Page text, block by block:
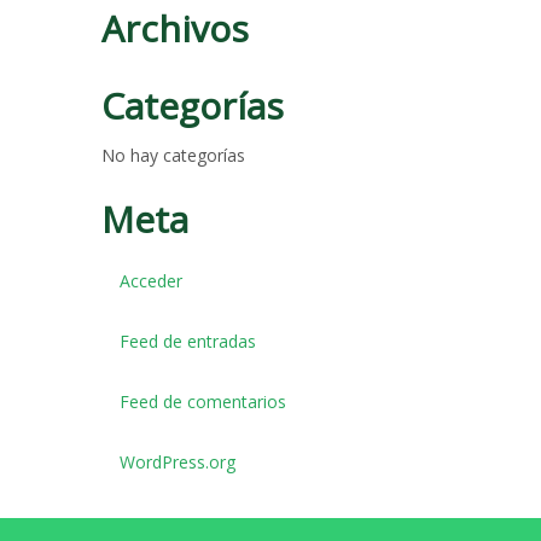
Archivos
Categorías
No hay categorías
Meta
Acceder
Feed de entradas
Feed de comentarios
WordPress.org